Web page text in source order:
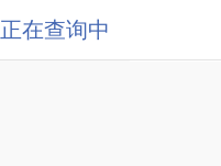
正在查询中